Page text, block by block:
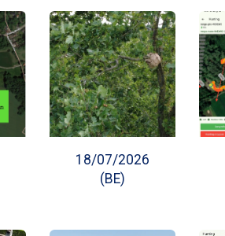
18/07/2026
(BE)